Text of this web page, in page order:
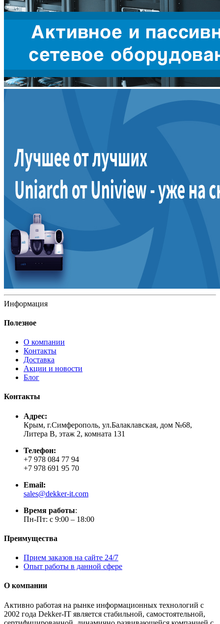
Информация
Полезное
О компании
Контакты
Доставка
Акции и новости
Блог
Контакты
Адрес:
Крым, г.Симферополь, ул.Балаклавская, дом №68,
Литера В, этаж 2, комната 131
Телефон:
+7 978 084 77 94
+7 978 691 95 70
Email:
sales@dekker-it.com
Время работы:
Пн-Пт: с 9:00 – 18:00
Преимущества
Прием заказов на сайте 24/7
Опыт работы в данной сфере
О компании
Активно работая на рынке информационных технологий с
2002 года Dekker-IT является стабильной, самостоятельной,